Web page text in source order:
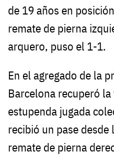
de 19 años en
remate de pierna
arquero, puso el 1-1.
En el agregado de la
Barcelona recuperó
estupenda jugada
recibió un pase
remate de pierna